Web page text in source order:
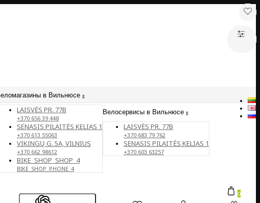
в Вильнюсе
LAISVĖS PR. 77B
+370 656 39 448
SENASIS PILAITĖS KELIAS 1
+370 613 55063
VIKINGŲ G. 5A, VILNIUS
+370 662 98612
BIKE_SHOP_SHOP_4
BIKE_SHOP_PHONE_4
Велосервисы в Вильнюсе
LAISVĖS PR. 77B
+370 683 79 762
SENASIS PILAITĖS KELIAS 1
+370 603 63257
0